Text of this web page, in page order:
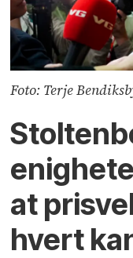
Foto: Terje
at
hvert